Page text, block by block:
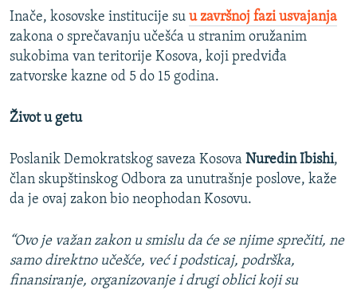
Inače, kosovske institucije su u završnoj fazi usvajanja
zakona o sprečavanju učešća u stranim oružanim
sukobima van teritorije Kosova, koji predviđa
zatvorske kazne od 5 do 15 godina.
Život u getu
Poslanik Demokratskog saveza Kosova Nuredin Ibishi,
član skupštinskog Odbora za unutrašnje poslove, kaže
da je ovaj zakon bio neophodan Kosovu.
“Ovo je važan zakon u smislu da će se njime sprečiti, ne
samo direktno učešće, već i podsticaj, podrška,
finansiranje, organizovanje i drugi oblici koji su